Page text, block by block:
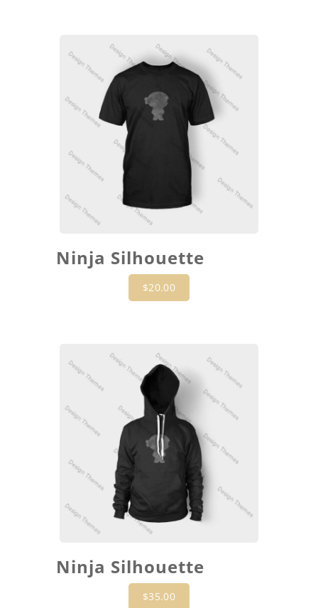
Ninja Silhouette
$20.00
Ninja Silhouette
$35.00